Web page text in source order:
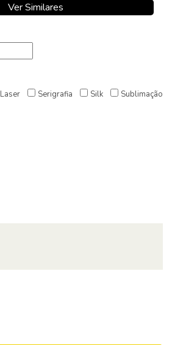
Ver Similares
Laser Serigrafia Silk
Sublimação